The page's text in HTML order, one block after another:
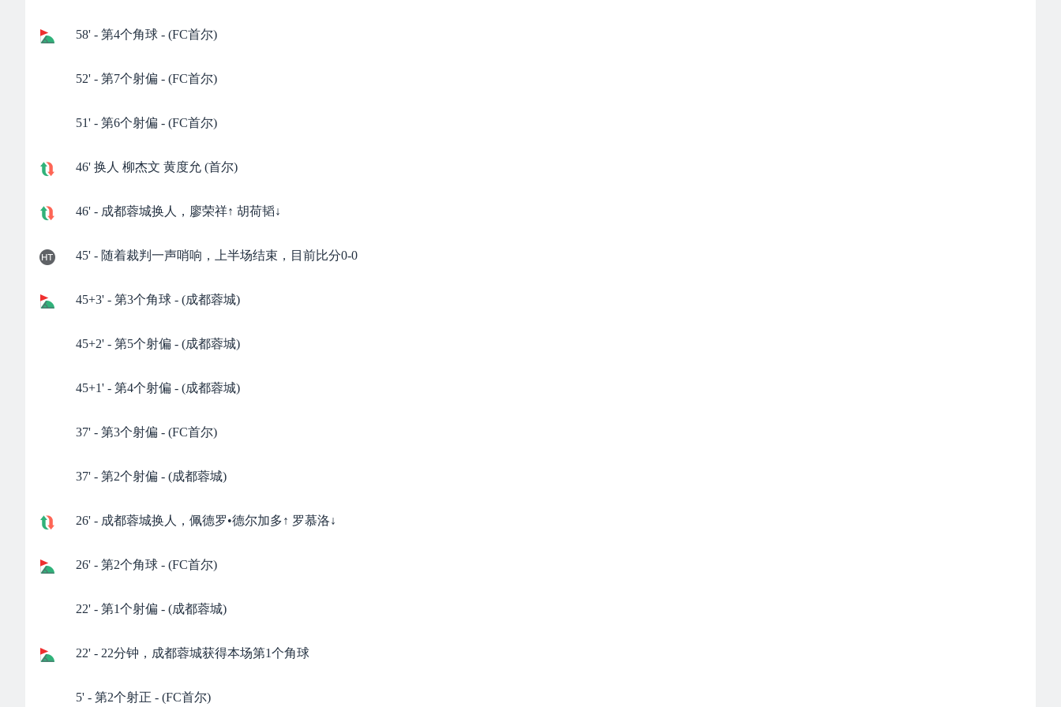
58' - 第4个角球 - (FC首尔)
52' - 第7个射偏 - (FC首尔)
51' - 第6个射偏 - (FC首尔)
46' 换人 柳杰文 黄度允 (首尔)
46' - 成都蓉城换人，廖荣祥↑ 胡荷韬↓
45' - 随着裁判一声哨响，上半场结束，目前比分0-0
45+3' - 第3个角球 - (成都蓉城)
45+2' - 第5个射偏 - (成都蓉城)
45+1' - 第4个射偏 - (成都蓉城)
37' - 第3个射偏 - (FC首尔)
37' - 第2个射偏 - (成都蓉城)
26' - 成都蓉城换人，佩德罗•德尔加多↑ 罗慕洛↓
26' - 第2个角球 - (FC首尔)
22' - 第1个射偏 - (成都蓉城)
22' - 22分钟，成都蓉城获得本场第1个角球
5' - 第2个射正 - (FC首尔)